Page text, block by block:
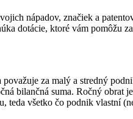
nápadov, značiek a
dotácie, ktoré vám pomôžu
za malý a stredný
bilančná suma. Ročný obrat
teda všetko čo podnik vlastní